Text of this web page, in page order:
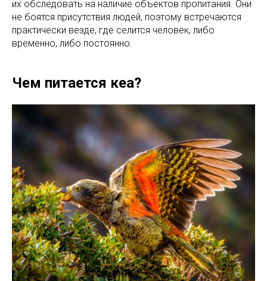
их обследовать на наличие объектов пропитания. Они
не боятся присутствия людей, поэтому встречаются
практически везде, где селится человек, либо
временно, либо постоянно.
Чем питается кеа?